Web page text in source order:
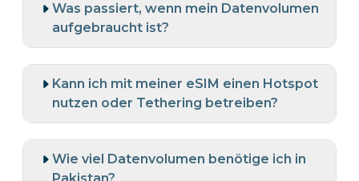
Was passiert, wenn mein Datenvolumen
aufgebraucht ist?
Kann ich mit meiner eSIM einen Hotspot
nutzen oder Tethering betreiben?
Wie viel Datenvolumen benötige ich in